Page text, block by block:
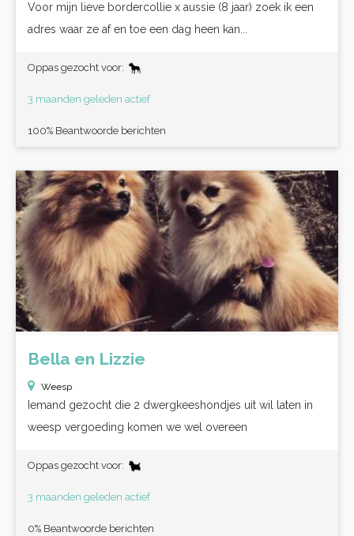
Voor mijn lieve bordercollie x aussie (8 jaar) zoek ik een
adres waar ze af en toe een dag heen kan...
Oppas gezocht voor:
3 maanden geleden actief
100% Beantwoorde berichten
Bella en Lizzie
Weesp
Iemand gezocht die 2 dwergkeeshondjes uit wil laten in
weesp vergoeding komen we wel overeen
Oppas gezocht voor:
3 maanden geleden actief
0% Beantwoorde berichten